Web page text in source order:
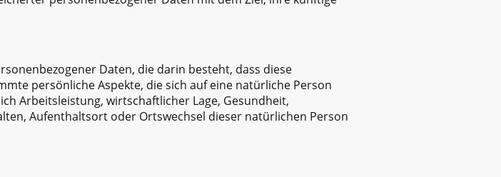
Daten, die darin besteht, dass diese
persönliche Aspekte, die sich auf eine natürliche Person
Arbeitsleistung, wirtschaftlicher Lage, Gesundheit,
Aufenthaltsort oder Ortswechsel dieser natürlichen Person